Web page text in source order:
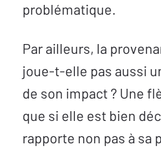
problématique.
Par ailleurs, la
joue-t-elle pas aussi
de son impact ? Une
que si elle est bien
rapporte non pas à sa